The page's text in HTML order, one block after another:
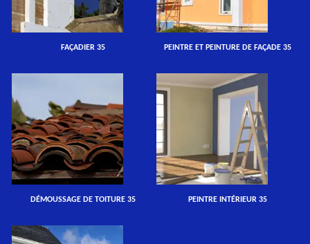
FAÇADIER 35 PEINTRE ET PEINTURE DE FAÇADE 35
DÉMOUSSAGE DE TOITURE 35 PEINTRE INTÉRIEUR 35